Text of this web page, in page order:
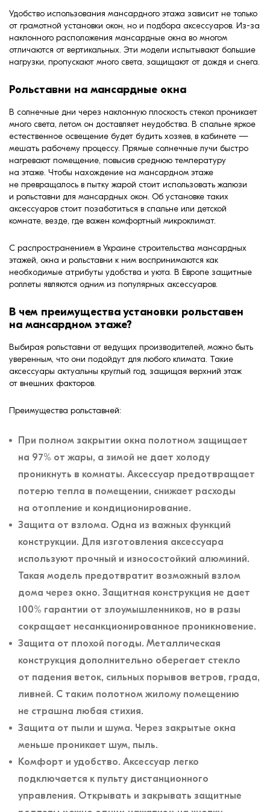
формовки
Клинкерная плитка
Ступени, крыльцо
смеси
Удобство использования мансардного этажа зависит не только
от грамотной установки окон, но и подбора аксессуаров. Из-за
наклонного расположения мансардные окна во многом
отличаются от вертикальных. Эти модели испытывают большие
нагрузки, пропускают много света, защищают от дождя и снега.
Рольставни на мансардные окна
В солнечные дни через наклонную плоскость стекол проникает
много света, летом он доставляет неудобства. В спальне яркое
естественное освещение будет будить хозяев, в кабинете —
мешать рабочему процессу. Прямые солнечные лучи быстро
нагревают помещение, повысив среднюю температуру
на этаже. Чтобы нахождение на мансардном этаже
не превращалось в пытку жарой стоит использовать жалюзи
и рольставни для мансардных окон. Об установке таких
аксессуаров стоит позаботиться в спальне или детской
комнате, везде, где важен комфортный микроклимат.
С распространением в Украине строительства мансардных
этажей, окна и рольставни к ним воспринимаются как
необходимые атрибуты удобства и уюта. В Европе защитные
роллеты являются одним из популярных аксессуаров.
В чем преимущества установки рольставен
на мансардном этаже?
Выбирая рольставни от ведущих производителей, можно быть
уверенным, что они подойдут для любого климата. Такие
аксессуары актуальны круглый год, защищая верхний этаж
от внешних факторов.
Преимущества рольставней:
При полном закрытии окна полотном защищает
на 97% от жары, а зимой не дает холоду
проникнуть в комнаты. Аксессуар предотвращает
потерю тепла в помещении, снижает расходы
на отопление и кондиционирование.
Защита от взлома. Одна из важных функций
конструкции. Для изготовления аксессуара
используют прочный и износостойкий алюминий.
Такая модель предотвратит возможный взлом
дома через окно. Защитная конструкция не дает
100% гарантии от злоумышленников, но в разы
сокращает несанкционированное проникновение.
Защита от плохой погоды. Металлическая
конструкция дополнительно оберегает стекло
от падения веток, сильных порывов ветров, града,
ливней. С таким полотном жилому помещению
не страшна любая стихия.
Защита от пыли и шума. Через закрытые окна
меньше проникает шум, пыль.
Комфорт и удобство. Аксессуар легко
подключается к пульту дистанционного
управления. Открывать и закрывать защитные